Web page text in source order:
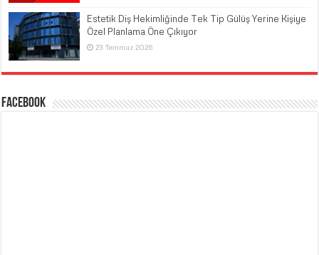
Estetik Diş Hekimliğinde Tek Tip Gülüş Yerine Kişiye
Özel Planlama Öne Çıkıyor
23 Temmuz 2026
Facebook